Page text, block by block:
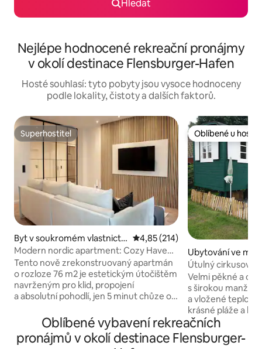
Hledat
Nejlépe hodnocené rekreační pronájmy
v okolí destinace Flensburger-Hafen
Hosté souhlasí: tyto pobyty jsou vysoce hodnoceny
podle lokality, čistoty a dalších faktorů.
Superhostitel
Superhostitel
Byt v soukromém vlastnictví
ve městě Flensburg
Průměrné hodnocení 4,85 z 5,
4,85 (214)
Modern nordic apartment: Cozy Haven
in Flensburg
Tento nově zrekonstruovaný apartmán
o rozloze 76 m2 je estetickým útočištěm
navrženým pro klid, propojení
a absolutní pohodlí, jen 5 minut chůze od
a přístavu. Ať už město objevuješ sám,
užíváš si romantický pobyt nebo se
sblížíš s přáteli, naše ubytování je šité na
Oblíbené u hostů
Oblíbené u hostů
Ubytování ve
Útulný cirkusový
blízkosti vody.
Velmi pěkné a
s širokou
a vložené teplo.
krásné pláže a
Gendarmstien. V
(domácí bio
množství kávy a
Oblíbené vybavení rekreačních
pronájmů v okolí destinace Flensburger-